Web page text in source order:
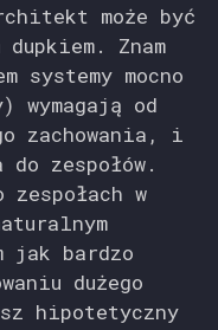
może być
Znam
systemy mocno
wymagają od
zachowania, i
zespołów.
zespołach w
jak bardzo
dużego
hipotetyczny